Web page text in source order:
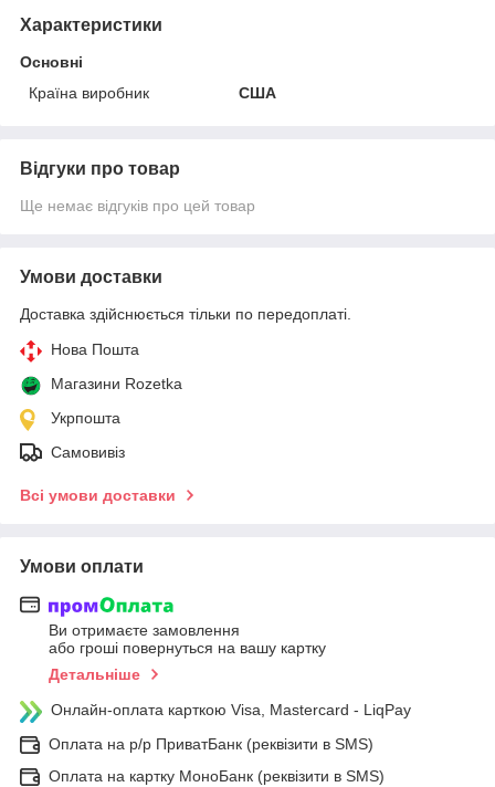
Характеристики
Основні
Країна виробник
США
Відгуки про товар
Ще немає відгуків про цей товар
Умови доставки
Доставка здійснюється тільки по передоплаті.
Нова Пошта
Магазини Rozetka
Укрпошта
Самовивіз
Всі умови доставки
Умови оплати
Ви отримаєте замовлення
або гроші повернуться на вашу картку
Детальніше
Онлайн-оплата карткою Visa, Mastercard - LiqPay
Оплата на р/р ПриватБанк (реквізити в SMS)
Оплата на картку МоноБанк (реквізити в SMS)